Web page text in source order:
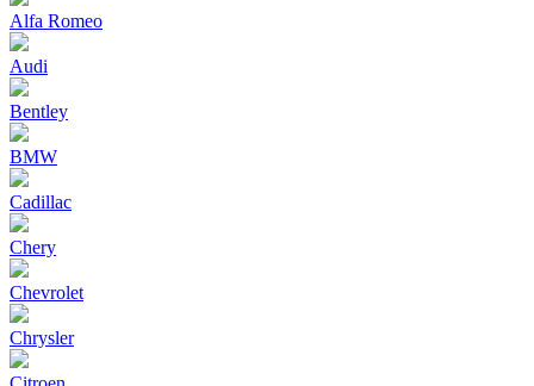
Alfa Romeo
Audi
Bentley
BMW
Cadillac
Chery
Chevrolet
Chrysler